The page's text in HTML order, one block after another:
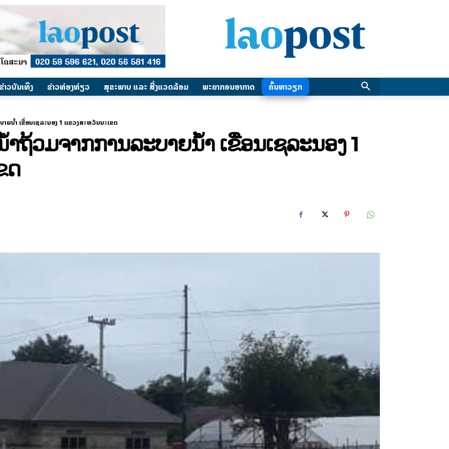
າວບັນເທິງ ​ຂ່າວທ່ອງທ່ຽວ ສຸຂະພາບ ແລະ ສີ່ງແວດລ້ອມ ພະຍາກອນອາກາດ ຄົ້ນຫາວຽກ
າຍນໍ້າ ເຂື່ອນເຊລະນອງ 1 ແຂວງສະຫວັນນະເຂດ
າຖ້ວມຈາກການລະບາຍນໍ້າ ເຂື່ອນເຊລະນອງ 1
ດ